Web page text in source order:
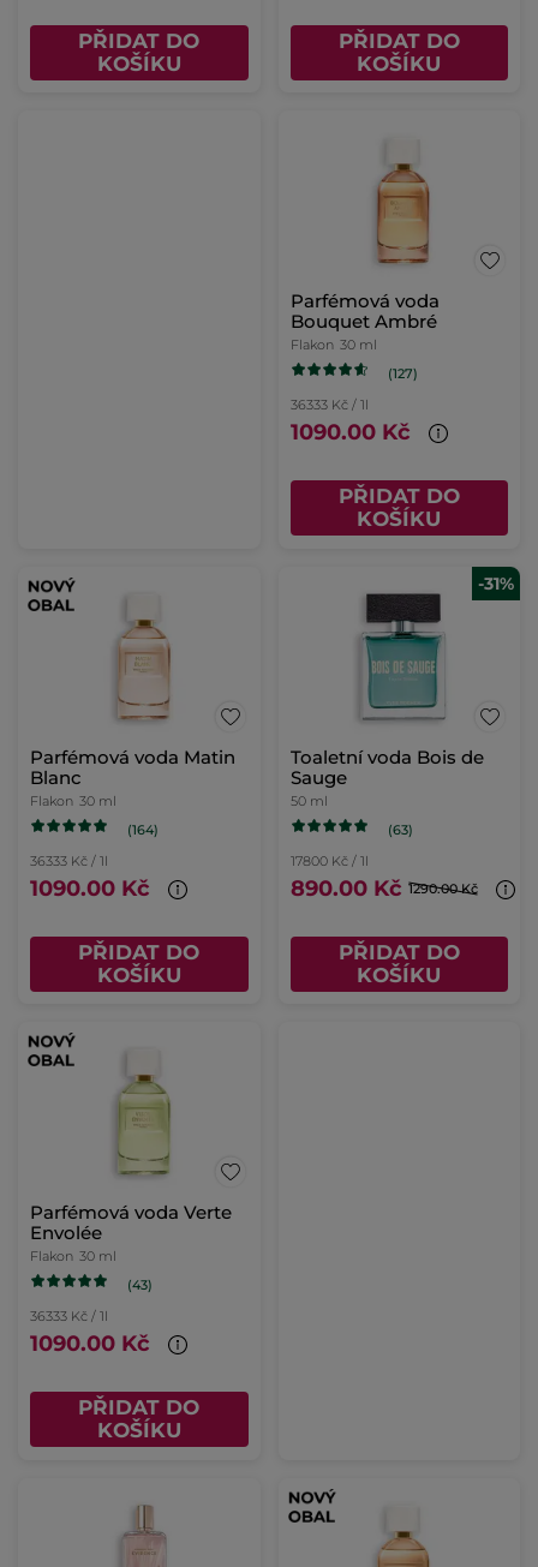
PŘIDAT DO
KOŠÍKU
PŘIDAT DO
KOŠÍKU
Parfémová voda
Bouquet Ambré
Flakon 30 ml
(127)
36333 Kč / 1l
1090.00 Kč
PŘIDAT DO
KOŠÍKU
Parfémová voda Matin
Blanc
Flakon 30 ml
(164)
36333 Kč / 1l
1090.00 Kč
PŘIDAT DO
KOŠÍKU
-31%
Toaletní voda Bois de
Sauge
50 ml
(63)
17800 Kč / 1l
890.00 Kč 1290.00 Kč
PŘIDAT DO
KOŠÍKU
Parfémová voda Verte
Envolée
Flakon 30 ml
(43)
36333 Kč / 1l
1090.00 Kč
PŘIDAT DO
KOŠÍKU